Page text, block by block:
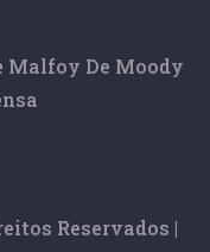
Malfoy De Moody
Reservados |